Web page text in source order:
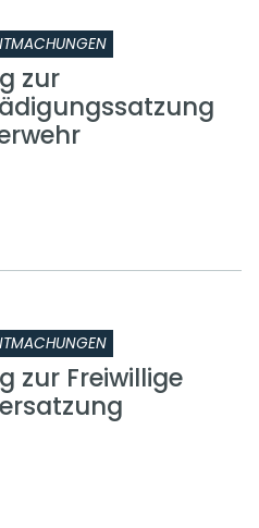
zur
zur Freiwillige